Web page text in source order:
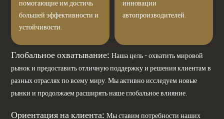
помогающие им достичь
большей эффективности и
устойчивости.
инновации
автопроизводителей.
Глобальное охватывание: Наша цель - охватить мировой
рынок и предоставить отличную поддержку и решения клиентам в
разных отраслях по всему миру. Мы активно исследуем новые
рынки и продолжаем расширять наше глобальное влияние.
Ориентация на клиента: Мы ставим потребности наших